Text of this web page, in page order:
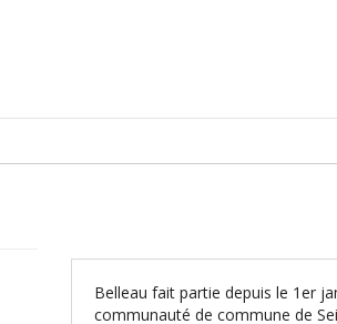
Belleau fait partie depuis le 1er
communauté de commune de